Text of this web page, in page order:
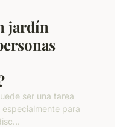
jardín
ser una tarea
para